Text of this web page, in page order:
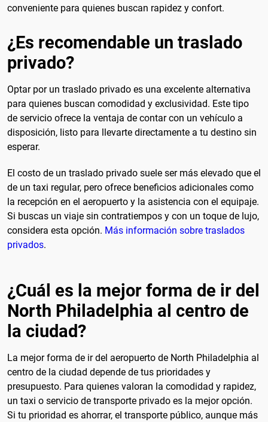
conveniente para quienes buscan rapidez y confort.
¿Es recomendable un traslado
privado?
Optar por un traslado privado es una excelente alternativa
para quienes buscan comodidad y exclusividad. Este tipo
de servicio ofrece la ventaja de contar con un vehículo a
disposición, listo para llevarte directamente a tu destino sin
esperar.
El costo de un traslado privado suele ser más elevado que el
de un taxi regular, pero ofrece beneficios adicionales como
la recepción en el aeropuerto y la asistencia con el equipaje.
Si buscas un viaje sin contratiempos y con un toque de lujo,
considera esta opción. Más información sobre traslados
privados.
¿Cuál es la mejor forma de ir del
North Philadelphia al centro de
la ciudad?
La mejor forma de ir del aeropuerto de North Philadelphia al
centro de la ciudad depende de tus prioridades y
presupuesto. Para quienes valoran la comodidad y rapidez,
un taxi o servicio de transporte privado es la mejor opción.
Si tu prioridad es ahorrar, el transporte público, aunque más